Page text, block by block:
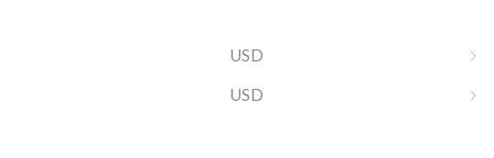
USD
USD